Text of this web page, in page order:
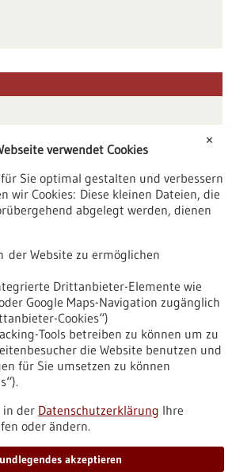
✕
verwendet Cookies
Sie optimal gestalten und verbessern
wir Cookies: Diese kleinen Dateien, die
abgelegt werden, dienen
der Website zu ermöglichen
Drittanbieter-Elemente wie
Google Maps-Navigation zugänglich
Cookies“)
Tools betreiben zu können um zu
die Website benutzen und
für Sie umsetzen zu können
in der Datenschutzerklärung Ihre
oder ändern.
akzeptieren